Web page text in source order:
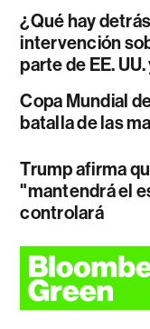
¿Qué hay
intervención
parte de EE.
Copa Mundial
batalla de las
Trump afirma
"mantendrá el
controlará